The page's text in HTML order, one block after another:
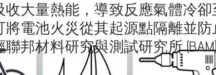
大量熱能，導致反應氣體冷卻
電池火災從其起源點隔離並防
邦材料研究與測試研究所